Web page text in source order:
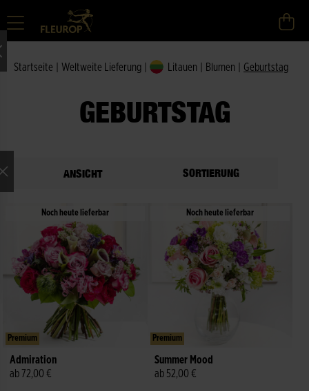
Startseite Weltweite Lieferung Litauen Blumen Geburtstag
GEBURTSTAG
ANSICHT SORTIERUNG
Noch heute lieferbar
Premium
Admiration
ab 72,00 €
Noch heute lieferbar
Premium
Summer Mood
ab 52,00 €